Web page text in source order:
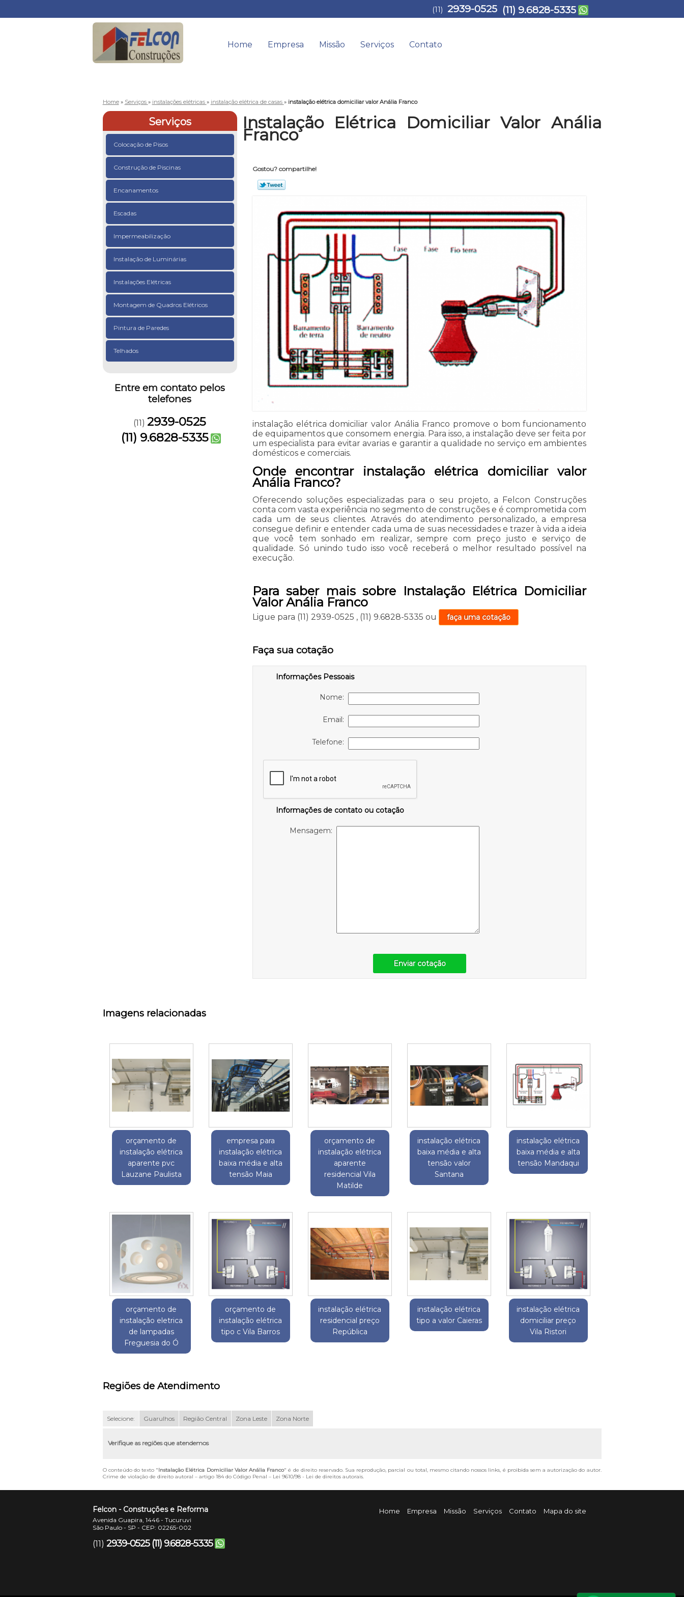
Home Empresa Missão Serviços Contato
(11) 2939-0525 (11) 9.6828-5335
Home » Serviços » instalações elétricas » instalação elétrica de casas » instalação elétrica domiciliar valor Anália Franco
Serviços
Colocação de Pisos
Construção de Piscinas
Encanamentos
Escadas
Impermeabilização
Instalação de Luminárias
Instalações Elétricas
Montagem de Quadros Elétricos
Pintura de Paredes
Telhados
Entre em contato pelos
telefones
(11) 2939-0525
(11) 9.6828-5335
Instalação Elétrica Domiciliar Valor Anália
Franco
Gostou? compartilhe!
instalação elétrica domiciliar valor Anália Franco promove o bom funcionamento
de equipamentos que consomem energia. Para isso, a instalação deve ser feita por
um especialista para evitar avarias e garantir a qualidade no serviço em ambientes
domésticos e comerciais.
Onde encontrar instalação elétrica domiciliar valor
Anália Franco?
Oferecendo soluções especializadas para o seu projeto, a Felcon Construções
conta com vasta experiência no segmento de construções e é comprometida com
cada um de seus clientes. Através do atendimento personalizado, a empresa
consegue definir e entender cada uma de suas necessidades e trazer à vida a ideia
que você tem sonhado em realizar, sempre com preço justo e serviço de
qualidade. Só unindo tudo isso você receberá o melhor resultado possível na
execução.
Para saber mais sobre Instalação Elétrica Domiciliar
Valor Anália Franco
Ligue para (11) 2939-0525 , (11) 9.6828-5335 ou faça uma cotação
Faça sua cotação
Informações Pessoais
Nome:
Email:
Telefone:
Informações de contato ou cotação
Mensagem:
Enviar cotação
Imagens relacionadas
orçamento de
instalação elétrica
aparente pvc
Lauzane Paulista
empresa para
instalação elétrica
baixa média e alta
tensão Maia
orçamento de
instalação elétrica
aparente
residencial Vila
Matilde
instalação elétrica
baixa média e alta
tensão valor
Santana
instalação elétrica
baixa média e alta
tensão Mandaqui
orçamento de
instalação eletrica
de lampadas
Freguesia do Ó
orçamento de
instalação elétrica
tipo c Vila Barros
instalação elétrica
residencial preço
República
instalação elétrica
tipo a valor Caieras
instalação elétrica
domiciliar preço
Vila Ristori
Regiões de Atendimento
Selecione: Guarulhos Região Central Zona Leste Zona Norte
Verifique as regiões que atendemos
O conteúdo do texto "Instalação Elétrica Domiciliar Valor Anália Franco" é de direito reservado. Sua reprodução, parcial ou total, mesmo citando nossos links, é proibida sem a autorização do autor.
Crime de violação de direito autoral – artigo 184 do Código Penal – Lei 9610/98 - Lei de direitos autorais.
Felcon - Construções e Reforma
Avenida Guapira, 1446 - Tucuruvi
São Paulo - SP - CEP: 02265-002
(11) 2939-0525 (11) 9.6828-5335
Home Empresa Missão Serviços Contato Mapa do site